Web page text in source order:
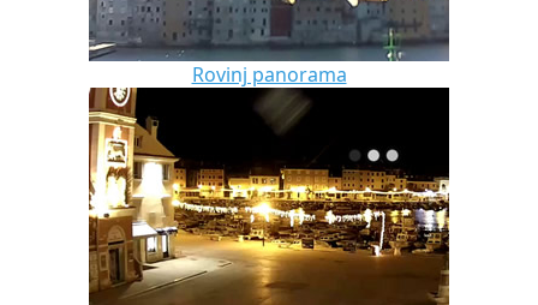
Rovinj panorama